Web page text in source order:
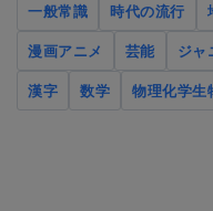
一般常識 時代の流行
漫画アニメ
芸能 ジャ
漢字
数学 物理化学生